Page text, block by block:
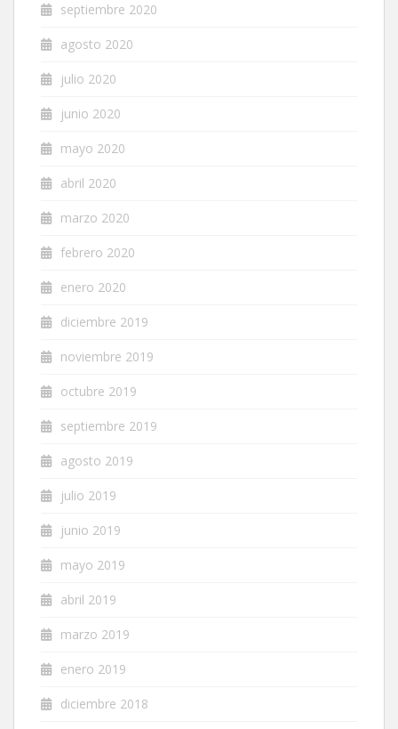
septiembre 2020
agosto 2020
julio 2020
junio 2020
mayo 2020
abril 2020
marzo 2020
febrero 2020
enero 2020
diciembre 2019
noviembre 2019
octubre 2019
septiembre 2019
agosto 2019
julio 2019
junio 2019
mayo 2019
abril 2019
marzo 2019
enero 2019
diciembre 2018